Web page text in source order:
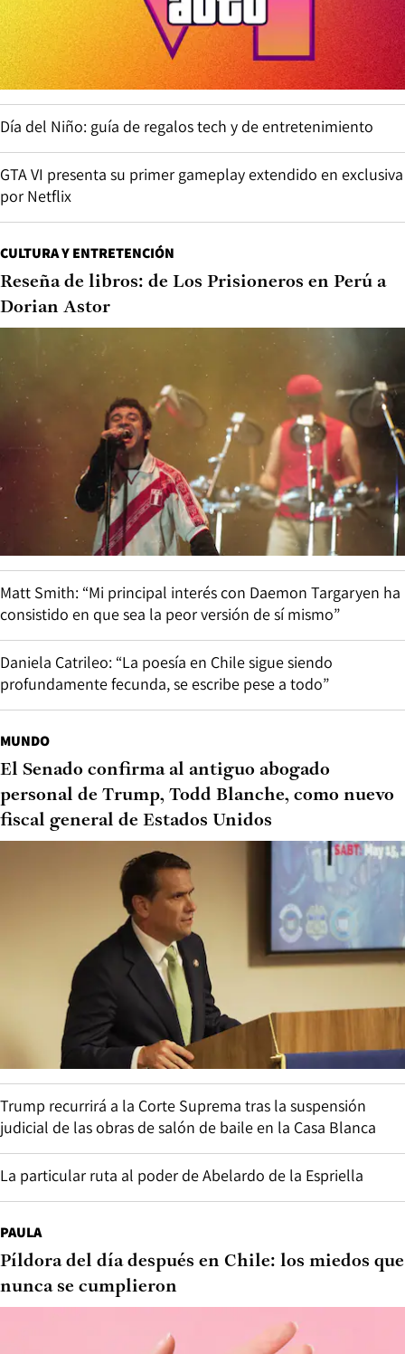
Día del Niño: guía de regalos tech y de entretenimiento
GTA VI presenta su primer gameplay extendido en exclusiva
por Netflix
CULTURA Y ENTRETENCIÓN
Reseña de libros: de Los Prisioneros en Perú a
Dorian Astor
Matt Smith: “Mi principal interés con Daemon Targaryen ha
consistido en que sea la peor versión de sí mismo”
Daniela Catrileo: “La poesía en Chile sigue siendo
profundamente fecunda, se escribe pese a todo”
MUNDO
El Senado confirma al antiguo abogado
personal de Trump, Todd Blanche, como nuevo
fiscal general de Estados Unidos
Trump recurrirá a la Corte Suprema tras la suspensión
judicial de las obras de salón de baile en la Casa Blanca
La particular ruta al poder de Abelardo de la Espriella
PAULA
Píldora del día después en Chile: los miedos que
nunca se cumplieron